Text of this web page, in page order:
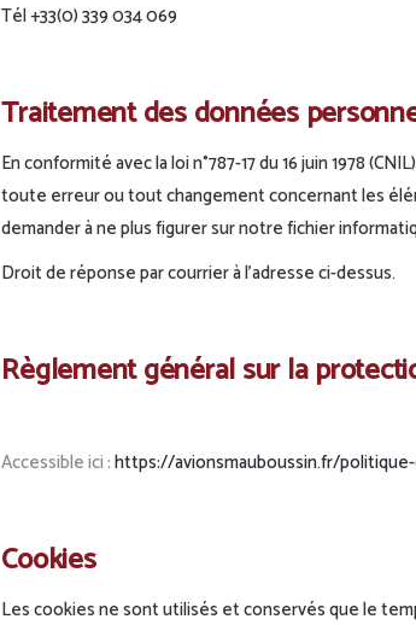
Tél +33(0) 339 034 069
Traitement des données
En conformité avec la loi n°787-17 du 16 juin 1978
toute erreur ou tout changement concernant les
demander à ne plus figurer sur notre fichier
Droit de réponse par courrier à l’adresse ci-dessus.
Règlement général sur la
Accessible ici :https://avionsmauboussin.fr/
Cookies
Les cookies ne sont utilisés et conservés que le